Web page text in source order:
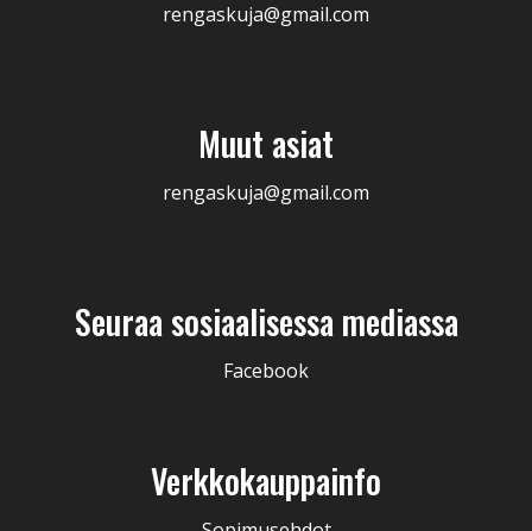
rengaskuja@gmail.com
Muut asiat
rengaskuja@gmail.com
Seuraa sosiaalisessa mediassa
Facebook
Verkkokauppainfo